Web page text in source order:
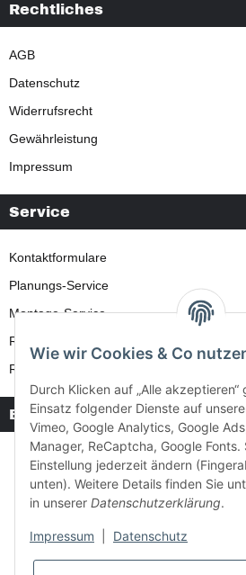
Rechtliches
AGB
Datenschutz
Widerrufsrecht
Gewährleistung
Impressum
Service
Kontaktformulare
Planungs-Service
Montage-Service
Reparatur-Service
Retouren-Service
Bezahlung & Versand
Wie wir Cookies & Co
Durch Klicken auf „Alle
Einsatz folgender Dienste auf
Vimeo, Google Analytics, Google
Manager, ReCaptcha, Google Fonts.
Einstellung jederzeit ändern
unten). Weitere Details finden Sie
in unserer Datenschutzerklärung.
Impressum Datenschutz